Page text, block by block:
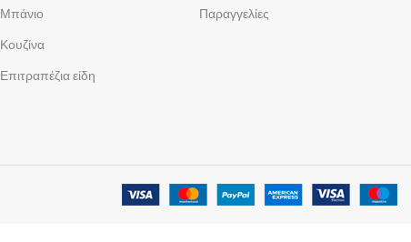
Μπάνιο
Κουζίνα
Επιτραπέζια είδη
Παραγγελίες